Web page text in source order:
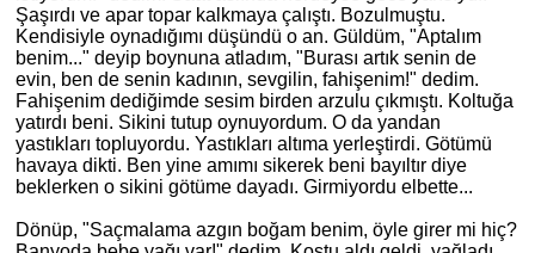
Şaşırdı ve apar topar kalkmaya çalıştı. Bozulmuştu.
Kendisiyle oynadığımı düşündü o an. Güldüm, "Aptalım
benim..." deyip boynuna atladım, "Burası artık senin de
evin, ben de senin kadının, sevgilin, fahişenim!" dedim.
Fahişenim dediğimde sesim birden arzulu çıkmıştı. Koltuğa
yatırdı beni. Sikini tutup oynuyordum. O da yandan
yastıkları topluyordu. Yastıkları altıma yerleştirdi. Götümü
havaya dikti. Ben yine amımı sikerek beni bayıltır diye
beklerken o sikini götüme dayadı. Girmiyordu elbette...
Dönüp, "Saçmalama azgın boğam benim, öyle girer mi hiç?